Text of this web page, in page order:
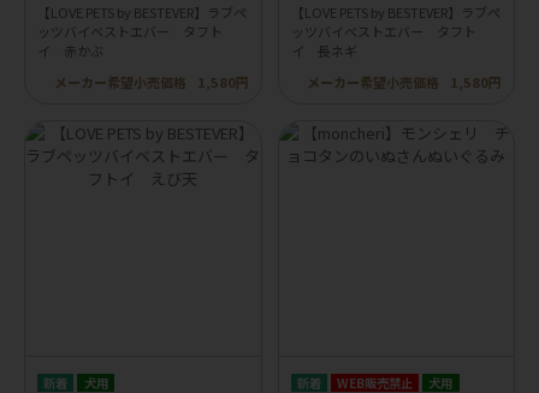
【LOVE PETS by BESTEVER】ラブペ
ッツバイベストエバー タフト
イ 赤かぶ
メーカー希望小売価格
1,580円
【LOVE PETS by BESTEVER】ラブペ
ッツバイベストエバー タフト
イ 長ネギ
メーカー希望小売価格
1,580円
犬用 WEB販売禁止 犬用